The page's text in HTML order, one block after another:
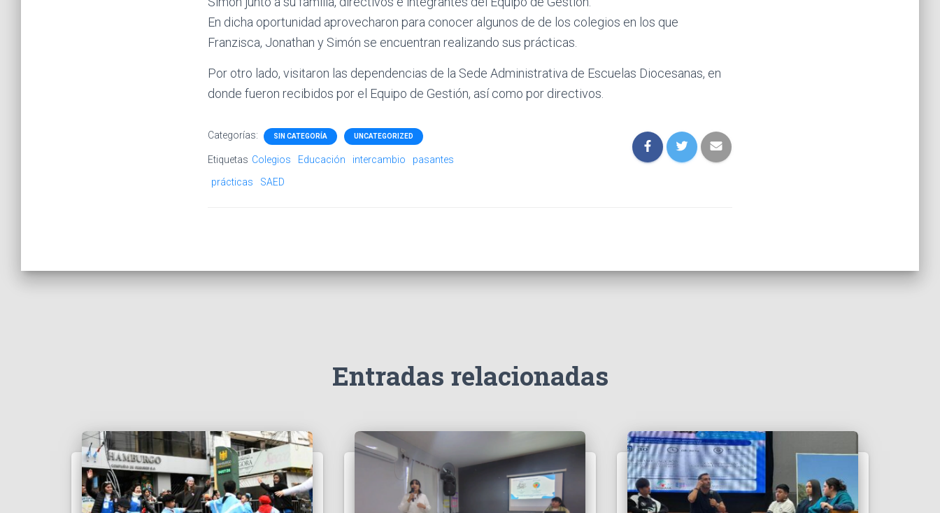
En dicha oportunidad aprovecharon para conocer algunos de de los colegios en los que
Franzisca, Jonathan y Simón se encuentran realizando sus prácticas.
Por otro lado, visitaron las dependencias de la Sede Administrativa de Escuelas Diocesanas, en
donde fueron recibidos por el Equipo de Gestión, así como por directivos.
Categorías: SIN CATEGORÍA UNCATEGORIZED
Etiquetas Colegios Educación intercambio
pasantes
prácticas
SAED
Entradas relacionadas